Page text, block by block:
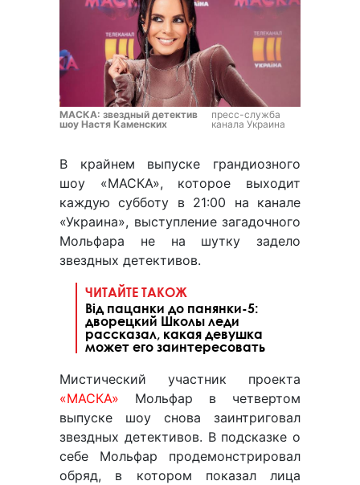
МАСКА: звездный детектив
шоу Настя Каменских
пресс-служба
канала Украина
В крайнем выпуске грандиозного
шоу «МАСКА», которое выходит
каждую субботу в 21:00 на канале
«Украина», выступление загадочного
Мольфара не на шутку задело
звездных детективов.
ЧИТАЙТЕ ТАКОЖ
Від пацанки до панянки-5:
дворецкий Школы леди
рассказал, какая девушка
может его заинтересовать
Мистический участник проекта
«МАСКА» Мольфар в четвертом
выпуске шоу снова заинтриговал
звездных детективов. В подсказке о
себе Мольфар продемонстрировал
обряд, в котором показал лица